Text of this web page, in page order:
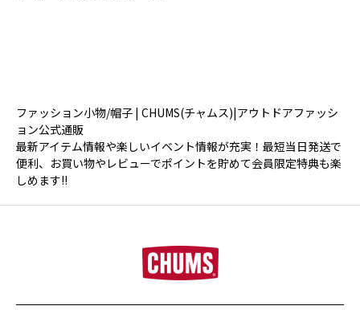
ファッション小物/帽子 | CHUMS(チャムス)|アウトドアファッシ
ョン公式通販
最新アイテム情報や楽しいイベント情報が充実！最短当日発送で
便利、お買い物やレビューでポイントを貯めて会員限定特典も楽
しめます!!